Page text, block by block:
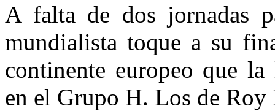
Afalta de dos jornadas
mundialista toque a su
continente europeo que
en el Grupo H. Los de